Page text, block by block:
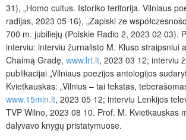
31), „Homo cultus. Istoriko teritorija. Vilniaus
radijas, 2023 05 16), „Zapiski ze
700 m. jubiliejų (Polskie Radio 2, 2023 02 03).
interviu: interviu žurnalisto M. Kluso straipsniui
Chaimą Gradę, www.lrt.lt, 2023 03 12; interviu
publikacijai „Vilniaus poezijos antologijos
Kvietkauskas: „Vilnius – tai tekstas,
www.15min.lt, 2023 05 12; interviu Lenkijos
TVP Wilno, 2023 08 10. Prof. M. Kvietkauskas
dalyvavo knygų pristatymuose.